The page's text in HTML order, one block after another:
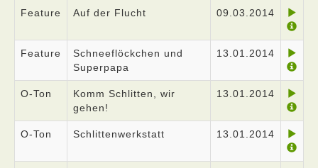
Feature Auf der Flucht 09.03.2014
Feature
Schneeflöckchen und
Superpapa
13.01.2014
O-Ton
Komm Schlitten, wir
gehen!
13.01.2014
O-Ton Schlittenwerkstatt 13.01.2014